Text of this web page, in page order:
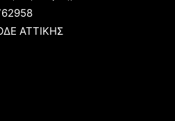
ΑΤΤΙΚΗΣ